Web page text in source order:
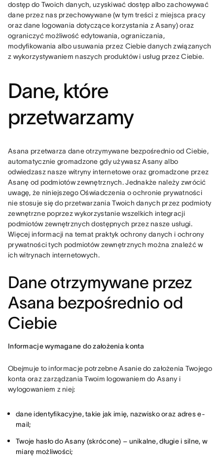
dostęp do Twoich danych, uzyskiwać dostęp albo zachowywać
dane przez nas przechowywane (w tym treści z miejsca pracy
oraz dane logowania dotyczące korzystania z Asany) oraz
ograniczyć możliwość edytowania, ograniczania,
modyfikowania albo usuwania przez Ciebie danych związanych
z wykorzystywaniem naszych produktów i usług przez Ciebie.
Dane, które
przetwarzamy
Asana przetwarza dane otrzymywane bezpośrednio od Ciebie,
automatycznie gromadzone gdy używasz Asany albo
odwiedzasz nasze witryny internetowe oraz gromadzone przez
Asanę od podmiotów zewnętrznych. Jednakże należy zwrócić
uwagę, że niniejszego Oświadczenia o ochronie prywatności
nie stosuje się do przetwarzania Twoich danych przez podmioty
zewnętrzne poprzez wykorzystanie wszelkich integracji
podmiotów zewnętrznych dostępnych przez nasze usługi.
Więcej informacji na temat praktyk ochrony danych i ochrony
prywatności tych podmiotów zewnętrznych można znaleźć w
ich witrynach internetowych.
Dane otrzymywane przez
Asana bezpośrednio od
Ciebie
Informacje wymagane do założenia konta
Obejmuje to informacje potrzebne Asanie do założenia Twojego
konta oraz zarządzania Twoim logowaniem do Asany i
wylogowaniem z niej:
dane identyfikacyjne, takie jak imię, nazwisko oraz adres e-
mail;
Twoje hasło do Asany (skrócone) – unikalne, długie i silne, w
miarę możliwości;